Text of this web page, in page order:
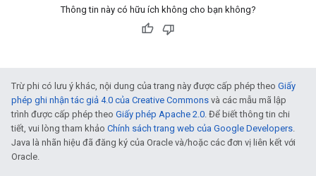
Thông tin này có hữu ích không cho bạn không?
Trừ phi có lưu ý khác, nội dung của trang này được cấp phép theo Giấy
phép ghi nhận tác giả 4.0 của Creative Commons và các mẫu mã lập
trình được cấp phép theo Giấy phép Apache 2.0. Để biết thông tin chi
tiết, vui lòng tham khảo Chính sách trang web của Google Developers.
Java là nhãn hiệu đã đăng ký của Oracle và/hoặc các đơn vị liên kết với
Oracle.